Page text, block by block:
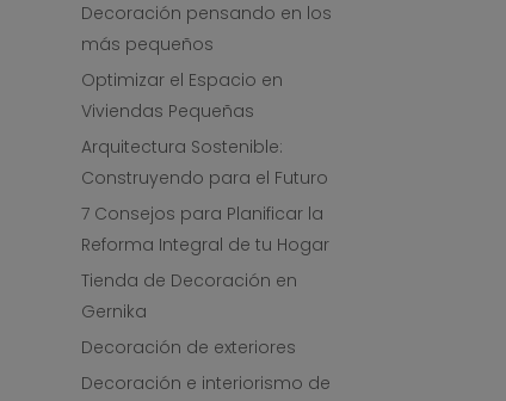
Decoración pensando en los
más pequeños
Optimizar el Espacio en
Viviendas Pequeñas
Arquitectura Sostenible:
Construyendo para el Futuro
7 Consejos para Planificar la
Reforma Integral de tu Hogar
Tienda de Decoración en
Gernika
Decoración de exteriores
Decoración e interiorismo de